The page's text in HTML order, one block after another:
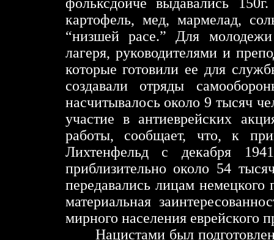
картофель, мед, мармелад,
“низшей расе.” Для молодежи
лагеря, руководителями и
которые готовили ее для
создавали отряды
насчитывалось около 9 тысяч
участие в антиеврейских
работы, сообщает, что, к
Лихтенфельд с декабря
приблизительно около 54
передавались лицам
материальная
мирного населения еврейского
Нацистами был подготовлен